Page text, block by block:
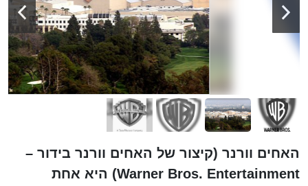
האחים וורנר (קיצור של האחים וורנר בידור –
Warner Bros. Entertainment) היא אחת